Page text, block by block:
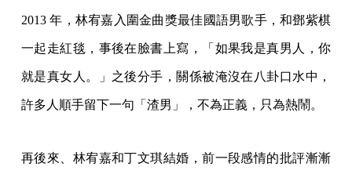
2013 年，林宥嘉入圍金曲獎最佳國語男歌手，和鄧紫棋
一起走紅毯，事後在臉書上寫，「如果我是真男人，你
就是真女人。」之後分手，關係被淹沒在八卦口水中，
許多人順手留下一句「渣男」，不為正義，只為熱鬧。
再後來、林宥嘉和丁文琪結婚，前一段感情的批評漸漸